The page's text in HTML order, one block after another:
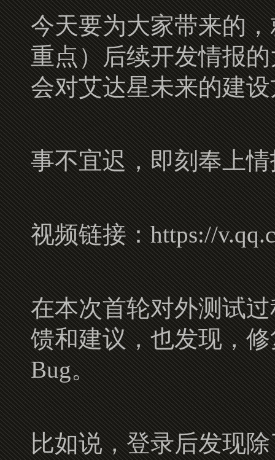
今天要为大家带来的
重点）后续开发情报
会对艾达星未来的建
事不宜迟，即刻奉上
视频链接：https://
在本次首轮对外测试
馈和建议，也发现，
Bug。
比如说，登录后发现